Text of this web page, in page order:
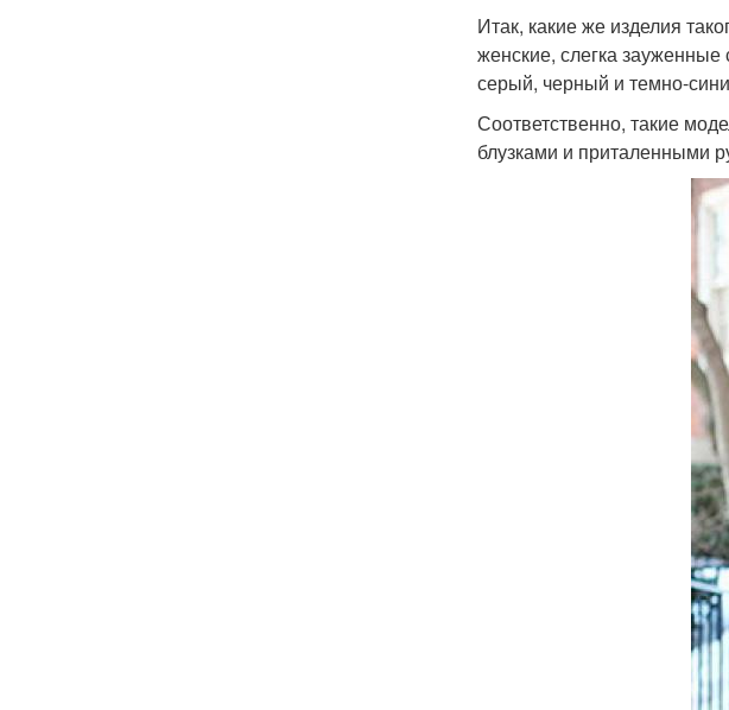
Итак, какие же изделия
женские, слегка
серый, черный и темно-
Соответственно, такие
блузками и приталенными